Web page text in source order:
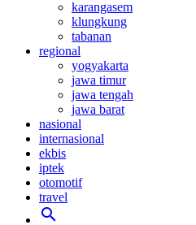
karangasem
klungkung
tabanan
regional
yogyakarta
jawa timur
jawa tengah
jawa barat
nasional
internasional
ekbis
iptek
otomotif
travel
search